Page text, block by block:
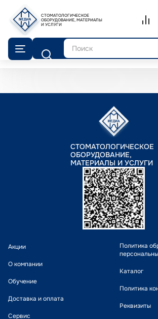
СТОМАТОЛОГИЧЕСКОЕ
ОБОРУДОВАНИЕ, МАТЕРИАЛЫ
И УСЛУГИ
Поиск
СТОМАТОЛОГИЧЕСКОЕ
ОБОРУДОВАНИЕ,
МАТЕРИАЛЫ И УСЛУГИ
Акции
О компании
Обучение
Доставка и оплата
Сервис
Политика
Каталог
Политика
Реквизиты